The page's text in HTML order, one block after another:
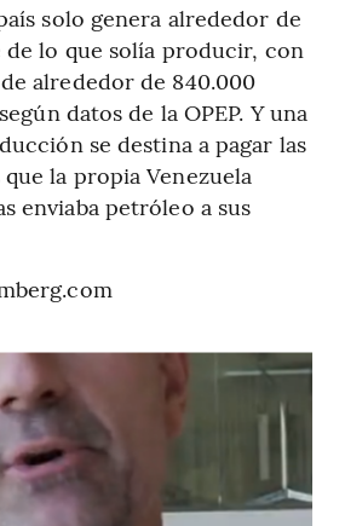
solo genera alrededor de
lo que solía producir, con
alrededor de 840.000
datos de la OPEP. Y una
se destina a pagar las
la propia Venezuela
enviaba petróleo a sus